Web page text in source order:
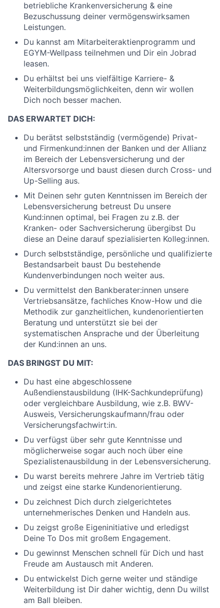
betriebliche Krankenversicherung & eine
Bezuschussung deiner vermögenswirksamen
Leistungen.
Du kannst am Mitarbeiteraktienprogramm und
EGYM-Wellpass teilnehmen und Dir ein Jobrad
leasen.
Du erhältst bei uns vielfältige Karriere- &
Weiterbildungsmöglichkeiten, denn wir wollen
Dich noch besser machen.
DAS ERWARTET DICH:
Du berätst selbstständig (vermögende) Privat-
und Firmenkund:innen der Banken und der Allianz
im Bereich der Lebensversicherung und der
Altersvorsorge und baust diesen durch Cross- und
Up-Selling aus.
Mit Deinen sehr guten Kenntnissen im Bereich der
Lebensversicherung betreust Du unsere
Kund:innen optimal, bei Fragen zu z.B. der
Kranken- oder Sachversicherung übergibst Du
diese an Deine darauf spezialisierten Kolleg:innen.
Durch selbstständige, persönliche und qualifizierte
Bestandsarbeit baust Du bestehende
Kundenverbindungen noch weiter aus.
Du vermittelst den Bankberater:innen unsere
Vertriebsansätze, fachliches Know-How und die
Methodik zur ganzheitlichen, kundenorientierten
Beratung und unterstützt sie bei der
systematischen Ansprache und der Überleitung
der Kund:innen an uns.
DAS BRINGST DU MIT:
Du hast eine abgeschlossene
Außendienstausbildung (IHK-Sachkundeprüfung)
oder vergleichbare Ausbildung, wie z.B. BWV-
Ausweis, Versicherungskaufmann/frau oder
Versicherungsfachwirt:in.
Du verfügst über sehr gute Kenntnisse und
möglicherweise sogar auch noch über eine
Spezialistenausbildung in der Lebensversicherung.
Du warst bereits mehrere Jahre im Vertrieb tätig
und zeigst eine starke Kundenorientierung.
Du zeichnest Dich durch zielgerichtetes
unternehmerisches Denken und Handeln aus.
Du zeigst große Eigeninitiative und erledigst
Deine To Dos mit großem Engagement.
Du gewinnst Menschen schnell für Dich und hast
Freude am Austausch mit Anderen.
Du entwickelst Dich gerne weiter und ständige
Weiterbildung ist Dir daher wichtig, denn Du willst
am Ball bleiben.